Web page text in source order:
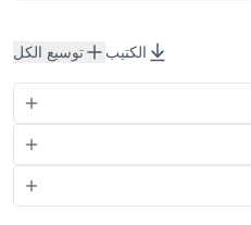
الكتيب توسيع الكل